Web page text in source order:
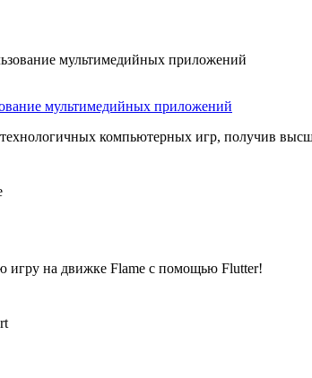
мультимедийных приложений
компьютерных игр, получив
игру на движке Flame с помощью Flutter!